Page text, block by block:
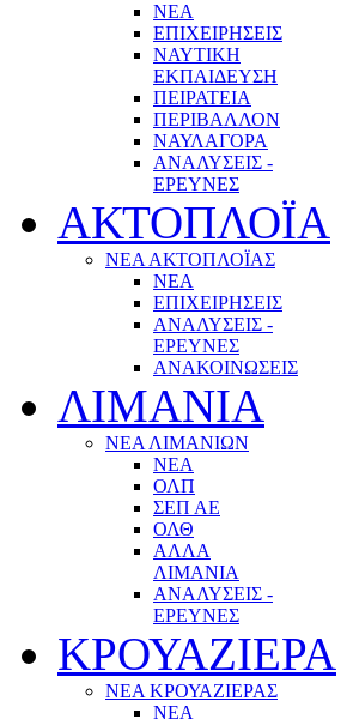
ΝΕΑ
ΕΠΙΧΕΙΡΗΣΕΙΣ
ΝΑΥΤΙΚΗ
ΕΚΠΑΙΔΕΥΣΗ
ΠΕΙΡΑΤΕΙΑ
ΠΕΡΙΒΑΛΛΟΝ
ΝΑΥΛΑΓΟΡΑ
ΑΝΑΛΥΣΕΙΣ -
ΕΡΕΥΝΕΣ
ΑΚΤΟΠΛΟΪΑ
ΝΕΑ ΑΚΤΟΠΛΟΪΑΣ
ΝΕΑ
ΕΠΙΧΕΙΡΗΣΕΙΣ
ΑΝΑΛΥΣΕΙΣ -
ΕΡΕΥΝΕΣ
ΑΝΑΚΟΙΝΩΣΕΙΣ
ΛΙΜΑΝΙΑ
ΝΕΑ ΛΙΜΑΝΙΩΝ
ΝΕΑ
ΟΛΠ
ΣΕΠ ΑΕ
ΟΛΘ
ΑΛΛΑ
ΛΙΜΑΝΙΑ
ΑΝΑΛΥΣΕΙΣ -
ΕΡΕΥΝΕΣ
ΚΡΟΥΑΖΙΕΡΑ
ΝΕΑ ΚΡΟΥΑΖΙΕΡΑΣ
NEA